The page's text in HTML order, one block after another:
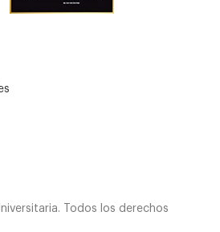
Todos los derechos